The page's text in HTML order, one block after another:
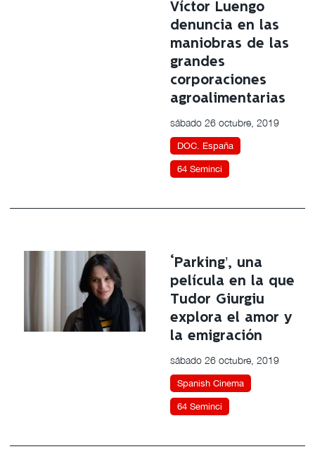
Víctor Luengo
denuncia en las
maniobras de las
grandes
corporaciones
agroalimentarias
sábado 26 octubre, 2019
DOC. España
64 Seminci
‘Parking’, una
película en la que
Tudor Giurgiu
explora el amor y
la emigración
sábado 26 octubre, 2019
Spanish Cinema
64 Seminci